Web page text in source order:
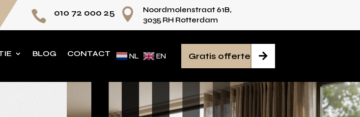
op maat Persoonlijk advies voor iedere ruimte
 010 72 000 25 
Noordmolenstraat 61B,
3035 RH Rotterdam
BLOG CONTACT NL EN 
Gratis offerte